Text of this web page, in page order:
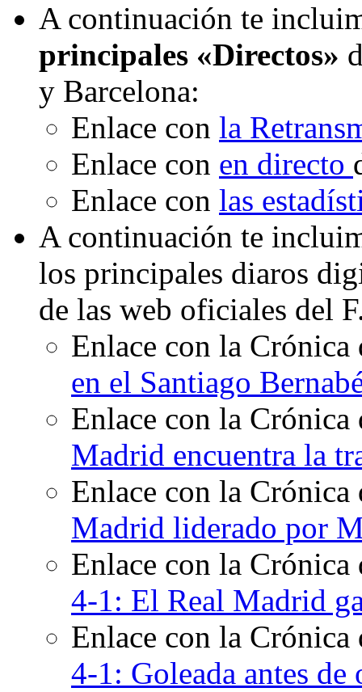
A continuación te
principales «Directos»
y Barcelona:
Enlace con la
Enlace con en directo
Enlace con las
A continuación te
los principales diaros
de las web oficiales del
Enlace con la
en el Santiago
Enlace con la
Madrid encuentra la
Enlace con la
Madrid liderado por
Enlace con la
4-1: El Real Madrid
Enlace con la
4-1: Goleada antes de